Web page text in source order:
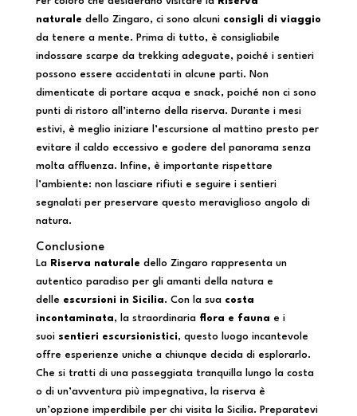
naturale dello Zingaro, ci sono alcuni consigli di viaggio
da tenere a mente. Prima di tutto, è consigliabile
indossare scarpe da trekking adeguate, poiché i sentieri
possono essere accidentati in alcune parti. Non
dimenticate di portare acqua e snack, poiché non ci sono
punti di ristoro all’interno della riserva. Durante i mesi
estivi, è meglio iniziare l’escursione al mattino presto per
evitare il caldo eccessivo e godere del panorama senza
molta affluenza. Infine, è importante rispettare
l’ambiente: non lasciare rifiuti e seguire i sentieri
segnalati per preservare questo meraviglioso angolo di
natura.
Conclusione
La Riserva naturale dello Zingaro rappresenta un
autentico paradiso per gli amanti della natura e
delle escursioni in Sicilia. Con la sua costa
incontaminata, la straordinaria flora e fauna e i
suoi sentieri escursionistici, questo luogo incantevole
offre esperienze uniche a chiunque decida di esplorarlo.
Che si tratti di una passeggiata tranquilla lungo la costa
o di un’avventura più impegnativa, la riserva è
un’opzione imperdibile per chi visita la Sicilia. Preparatevi